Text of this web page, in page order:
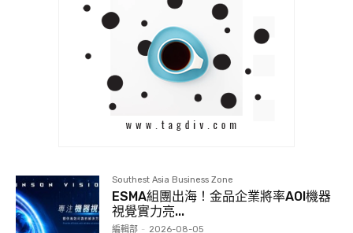
Southest Asia Business Zone
ESMA組團出海！金品企業將率AOI機器
視覺實力亮...
編輯部 - 2026-08-05